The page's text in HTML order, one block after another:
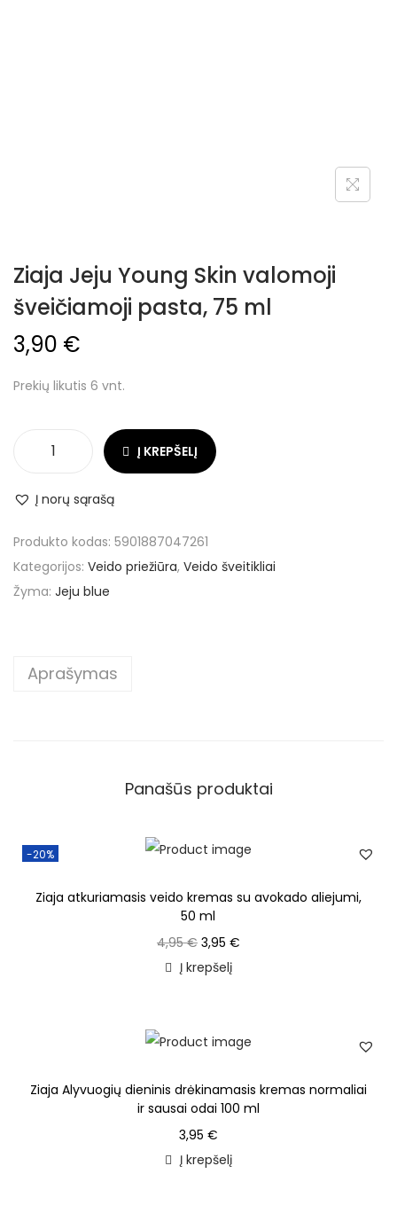
Ziaja Jeju Young Skin valomoji
šveičiamoji pasta, 75 ml
3,90 €
Prekių likutis 6 vnt.
Į KREPŠELĮ
Į norų sąrašą
Produkto kodas: 5901887047261
Kategorijos: Veido priežiūra, Veido šveitikliai
Žyma: Jeju blue
Aprašymas
Panašūs produktai
-20%
Ziaja atkuriamasis veido kremas su avokado aliejumi,
50 ml
4,95€ 3,95 €
Į krepšelį
Ziaja Alyvuogių dieninis drėkinamasis kremas normaliai
ir sausai odai 100 ml
3,95 €
Į krepšelį